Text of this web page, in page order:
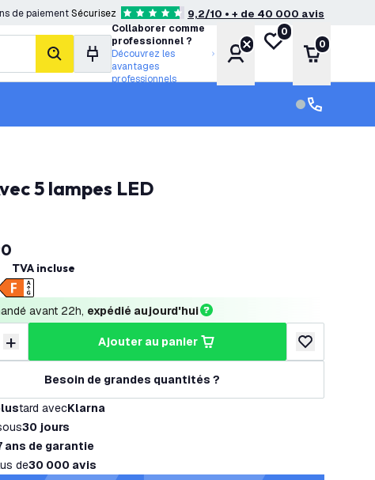
de paiementSécurisez 4.6 étoiles de notation9,2/10 • + de 40 000 avis
rechercher
Collaborer comme
professionnel ?
Découvrez les
avantages
professionnels
Compte
Ma liste de
0
Panier
0
Service
Service client
5 lampes LED
TVA incluse
avant 22h, expédié aujourd'hui
la quantité
Augmenter la quantité
+ ajouter au panier
ajouter à la
Besoin de grandes quantités ?
tard avecKlarna
30 jours
ans de garantie
de30 000 avis